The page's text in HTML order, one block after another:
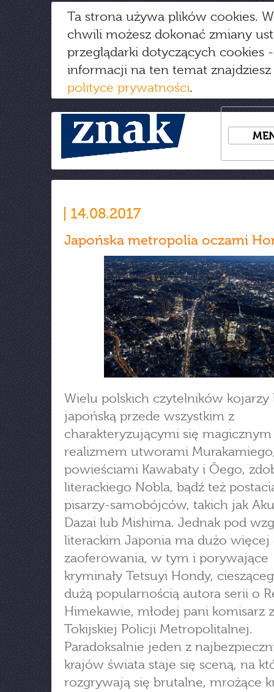
Ta strona używa plików cookies.
chwili możesz dokonać zmiany
przeglądarki dotyczących cookies
informacji na ten temat
polityce prywatności.
14.08.2017
Japońska metropolia oczami
Wielu polskich czytelników kojarzy
japońską przede wszystkim z
charakteryzującymi się magicznym
realizmem utworami
powieściami Kawabaty i Ōego,
literackiego Nobla, bądź też
pisarzy-samobójców, takich jak
Dazai lub Mishima. Jednak pod
literackim Japonia ma dużo więcej
zaoferowania, w tym i porywające
kryminały Tetsuyi Hondy,
dużą popularnością autora serii o
Himekawie, młodej pani komisarz z
Tokijskiej Policji Metropolitalnej.
Paradoksalnie jeden z
krajów świata staje się sceną, na
rozgrywają się brutalne, mrożące